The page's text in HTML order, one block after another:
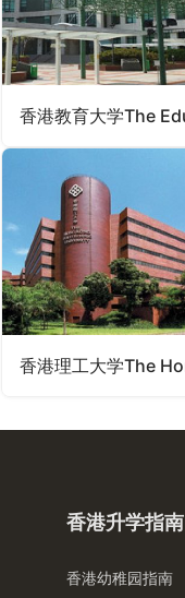
香港升学指南
香港幼稚园指南